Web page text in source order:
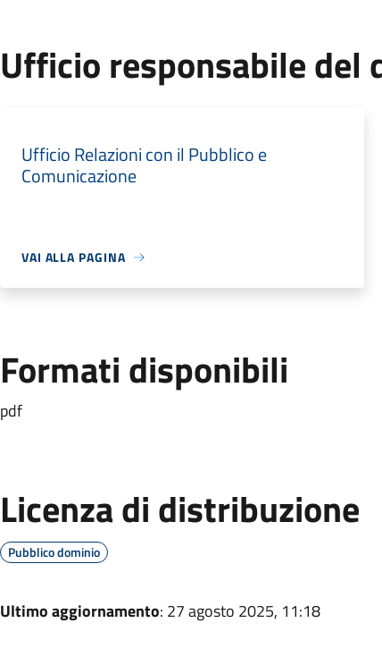
Ufficio responsabile del
Ufficio Relazioni con il Pubblico e
Comunicazione
VAI ALLA PAGINA
Formati disponibili
pdf
Licenza di distribuzione
Pubblico dominio
Ultimo aggiornamento: 27 agosto 2025, 11:18